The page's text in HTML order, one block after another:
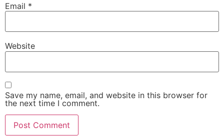
Email *
Website
Save my name, email, and website in this browser for
the next time I comment.